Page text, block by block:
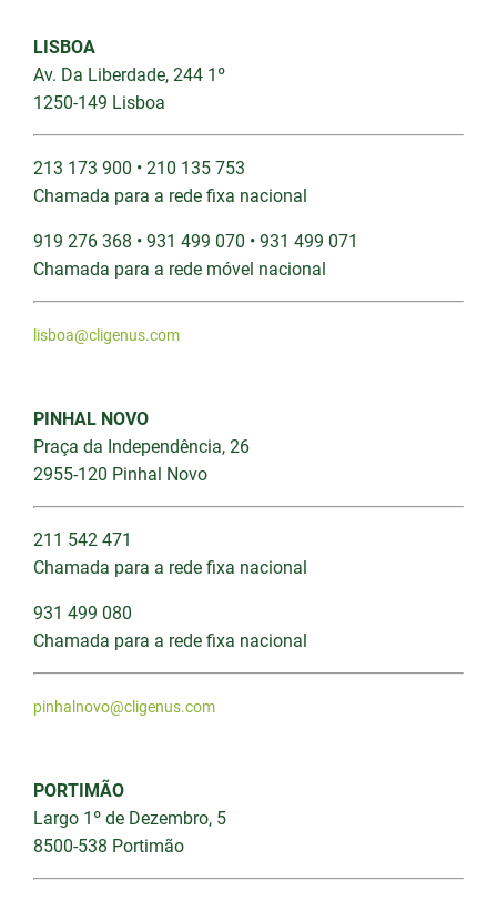
LISBOA
Av. Da Liberdade, 244 1º
1250-149 Lisboa
213 173 900 • 210 135 753
Chamada para a rede fixa nacional
919 276 368 • 931 499 070 • 931 499 071
Chamada para a rede móvel nacional
lisboa@cligenus.com
PINHAL NOVO
Praça da Independência, 26
2955-120 Pinhal Novo
211 542 471
Chamada para a rede fixa nacional
931 499 080
Chamada para a rede fixa nacional
pinhalnovo@cligenus.com
PORTIMÃO
Largo 1º de Dezembro, 5
8500-538 Portimão